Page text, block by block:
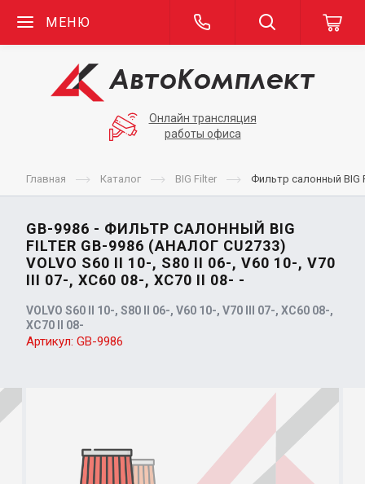
МЕНЮ
Онлайн трансляция
работы офиса
Главная Каталог BIG Filter Фильтр салонный BIG
GB-9986 - ФИЛЬТР САЛОННЫЙ BIG
FILTER GB-9986 (АНАЛОГ CU2733)
VOLVO S60 II 10-, S80 II 06-, V60 10-, V70
III 07-, XC60 08-, XC70 II 08- -
VOLVO S60 II 10-, S80 II 06-, V60 10-, V70 III 07-, XC60 08-,
XC70 II 08-
Артикул: GB-9986